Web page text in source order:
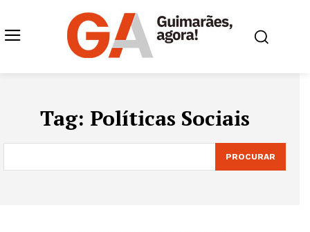
Tag: Políticas Sociais
PROCURAR